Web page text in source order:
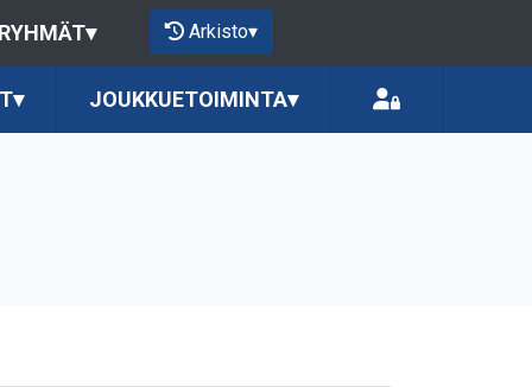
▾ Arkisto▾
▾ JOUKKUETOIMINTA▾